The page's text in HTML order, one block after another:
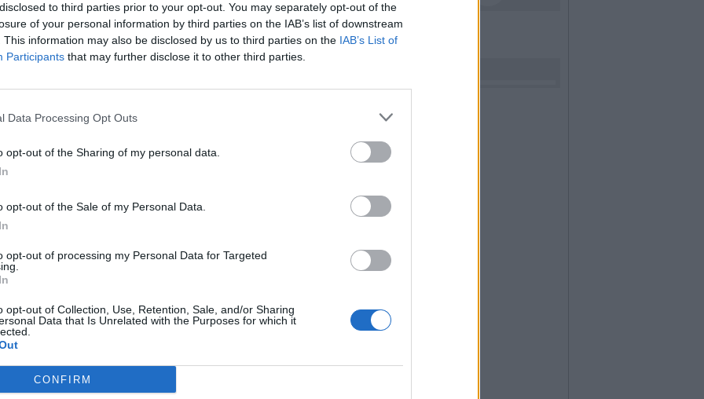
to third parties prior to your opt-out. You may separately opt-out of the
of your personal information by third parties on the IAB’s list of downstream
This information may also be disclosed by us to third parties on the IAB’s List of
Participants that may further disclose it to other third parties.
Data Processing Opt Outs
opt-out of the Sharing of my personal data.
opt-out of the Sale of my Personal Data.
opt-out of processing my Personal Data for Targeted
opt-out of Collection, Use, Retention, Sale, and/or Sharing
Data that Is Unrelated with the Purposes for which it
CONFIRM
non va in ferie: ogni
per te